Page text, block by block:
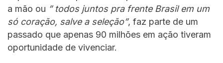
a mão ou ” todos juntos pra frente Brasil em um
só coração, salve a seleção”, faz parte de um
passado que apenas 90 milhões em ação tiveram
oportunidade de vivenciar.